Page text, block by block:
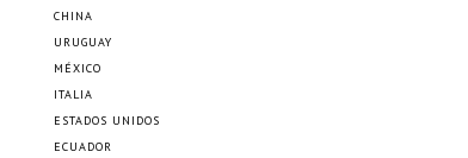
CHINA
URUGUAY
MÉXICO
ITALIA
ESTADOS UNIDOS
ECUADOR